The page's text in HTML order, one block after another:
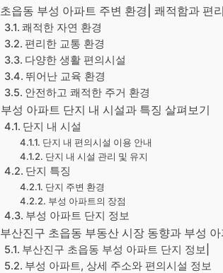
초읍동 부성 아파트 주변 환경| 쾌적함과 편
쾌적한 자연 환경
편리한 교통 환경
다양한 생활 편의시설
뛰어난 교육 환경
안전하고 쾌적한 주거 환경
부성 아파트 단지 내 시설과 특징 살펴보기
단지 내 시설
단지 내 편의시설 이용 안내
단지 내 시설 관리 및 유지
단지 특징
단지 주변 환경
부성 아파트의 장점
부성 아파트 단지 정보
부산진구 초읍동 부동산 시장 동향과 부성
부산진구 초읍동 부성 아파트 단지 정보|
부성 아파트, 상세 주소와 편의시설 정보